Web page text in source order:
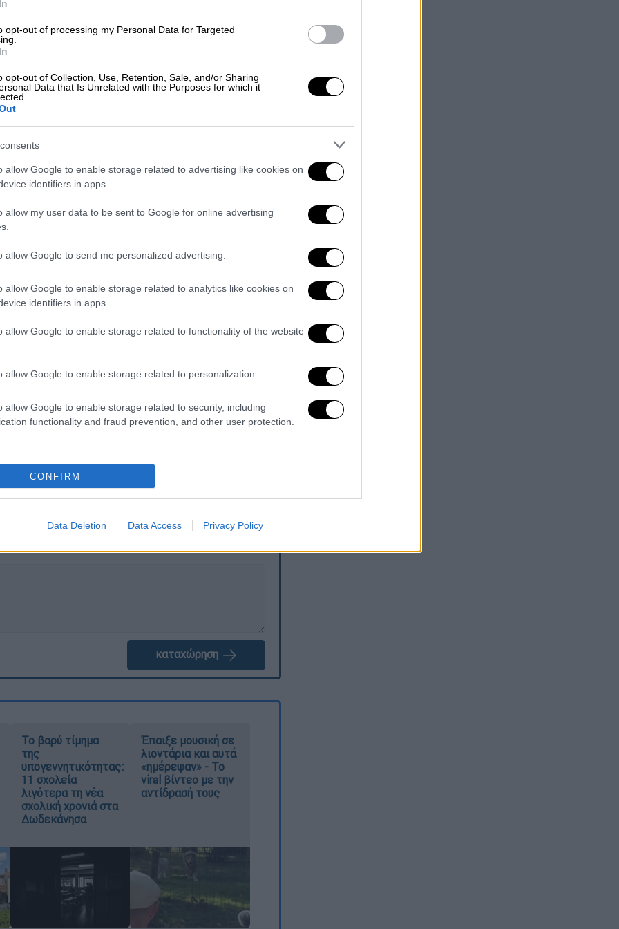
opt-out of processing my Personal Data for Targeted
opt-out of Collection, Use, Retention, Sale, and/or Sharing
Data that Is Unrelated with the Purposes for which it
allow Google to enable storage related to advertising like cookies on
identifiers in apps.
allow my user data to be sent to Google for online advertising
allow Google to send me personalized advertising.
allow Google to enable storage related to analytics like cookies on
identifiers in apps.
allow Google to enable storage related to functionality of the website
allow Google to enable storage related to personalization.
allow Google to enable storage related to security, including
functionality and fraud prevention, and other user protection.
CONFIRM
Data Deletion Data Access Privacy Policy
Δυτικής Αχαΐας
«Δεν είναι η αρχή επιδημίας» -
ως τη Σιγκαπούρη για ιχνηλάτηση
σε επιφυλακή
συμβάν αναδεικνύει τηνανάγκη λήψης
της υγείας των μεταναστών εργατών
στις περιοχές Δυτικής Αχαΐας και
περίοδο που έχουν σημειωθεί
γνωστά από την περιοχή,έξι
χώρες (Νεπάλ, Σουδάν, Μπαγκλαντές
ΕΘΝΟΣ θα παρεμβαίνει και τα προσβλητικά σχόλια θα
καταχώρηση
Το βαρύ τίμημα
της
υπογεννητικότητας:
11 σχολεία
λιγότερα τη νέα
σχολική χρονιά στα
Δωδεκάνησα
Έπαιξε μουσική σε
λιοντάρια και αυτά
«ημέρεψαν» - Το
viral βίντεο με την
αντίδρασή τους